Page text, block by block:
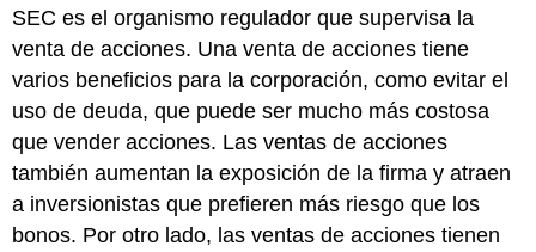
SEC es el organismo regulador que supervisa la
venta de acciones. Una venta de acciones tiene
varios beneficios para la corporación, como evitar el
uso de deuda, que puede ser mucho más costosa
que vender acciones. Las ventas de acciones
también aumentan la exposición de la firma y atraen
a inversionistas que prefieren más riesgo que los
bonos. Por otro lado, las ventas de acciones tienen